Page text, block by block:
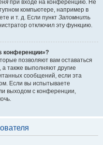
при входе на конференцию. Не
компьютере, например в
и т. д. Если пункт Запомнить
отключил эту функцию.
конференции»?
позволяют вам оставаться
также выполняют другие
сообщений, если эта
Если вы испытываете
выходом с конференции,